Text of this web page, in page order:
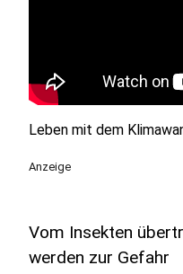
Leben mit dem
Anzeige
Vom Insekten
werden zur Gefahr